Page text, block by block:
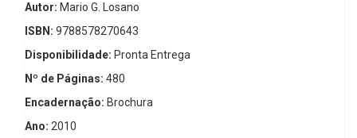
Autor: Mario G. Losano
ISBN: 9788578270643
Disponibilidade: Pronta Entrega
Nº de Páginas: 480
Encadernação: Brochura
Ano: 2010